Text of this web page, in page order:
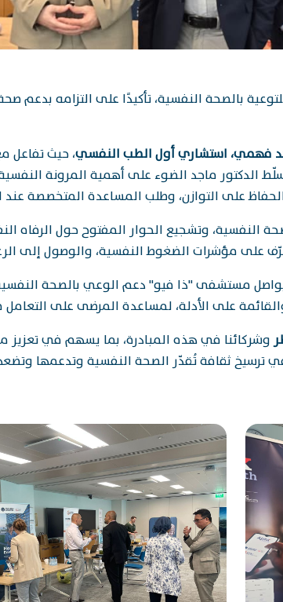
بالصحة النفسية، تأكيدًا على التزامه بدعم
فهمي، استشاري أول الطب النفسي، حيث تفاعل
الدكتور ماجد الضوء على أهمية المرونة
على التوازن، وطلب المساعدة المتخصصة عند
وتشجيع الحوار المفتوح حول الرفاه
على مؤشرات الضغوط النفسية، والوصول إلى
مستشفى "ذا فيو" دعم الوعي بالصحة
على الأدلة، لمساعدة المرضى على التعامل
وشركائنا في هذه المبادرة، بما يسهم في تعزيز
ترسيخ ثقافة تُقدّر الصحة النفسية وتدعمها